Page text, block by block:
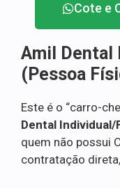
Cote e
Amil Dental
(Pessoa
Este é o “carro-
Dental Individual/
quem não possui
contratação